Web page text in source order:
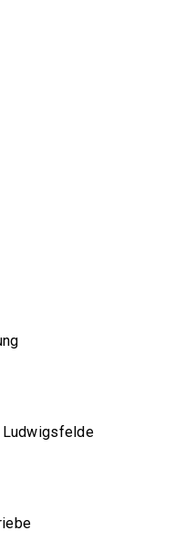
Ludwigsfelde